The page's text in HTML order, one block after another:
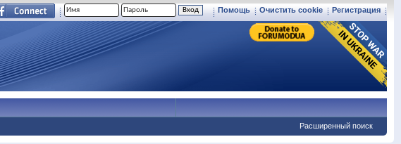
Регистрация
Очистить cookie
Помощь
Расширенный поиск